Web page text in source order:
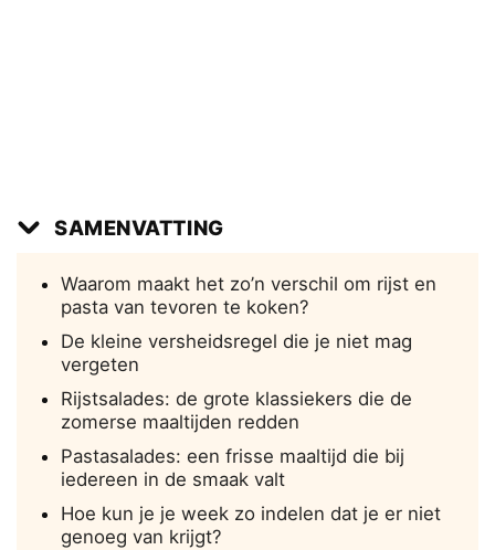
SAMENVATTING
Waarom maakt het zo’n verschil om rijst en
pasta van tevoren te koken?
De kleine versheidsregel die je niet mag
vergeten
Rijstsalades: de grote klassiekers die de
zomerse maaltijden redden
Pastasalades: een frisse maaltijd die bij
iedereen in de smaak valt
Hoe kun je je week zo indelen dat je er niet
genoeg van krijgt?